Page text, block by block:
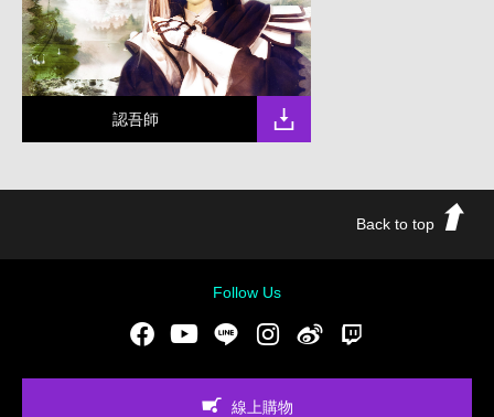
認吾師
Back to top
Follow Us
FacebookYoutubeLINE Instgram新浪微博
線上購物